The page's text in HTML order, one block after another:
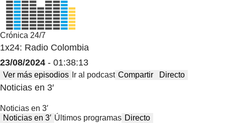
Crónica 24/7
1x24: Radio Colombia
23/08/2024 - 01:38:13
Ver más episodios Ir al podcast Compartir Directo
Noticias en 3′
Noticias en 3′
Noticias en 3′ Últimos programas Directo